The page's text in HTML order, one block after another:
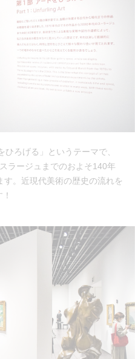
ろげる」というテーマで、
ラージュまでのおよそ140年
す。近現代美術の歴史の流れを